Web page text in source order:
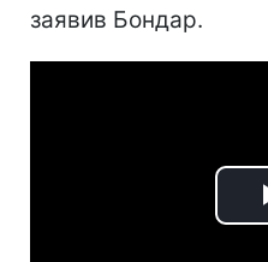
заявив Бондар.